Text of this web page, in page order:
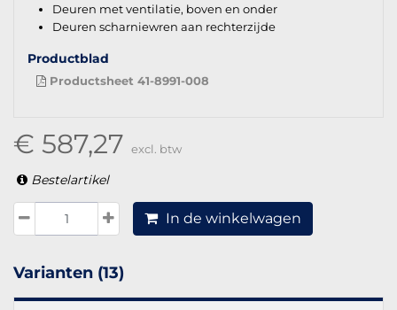
Deuren met ventilatie, boven en onder
Deuren scharniewren aan rechterzijde
Productblad
Productsheet 41-8991-008
€ 587,27 excl. btw
Bestelartikel
In de winkelwagen
Varianten (13)